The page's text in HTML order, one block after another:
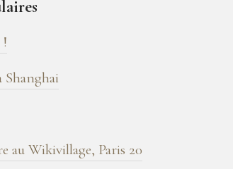
au Wikivillage, Paris 20